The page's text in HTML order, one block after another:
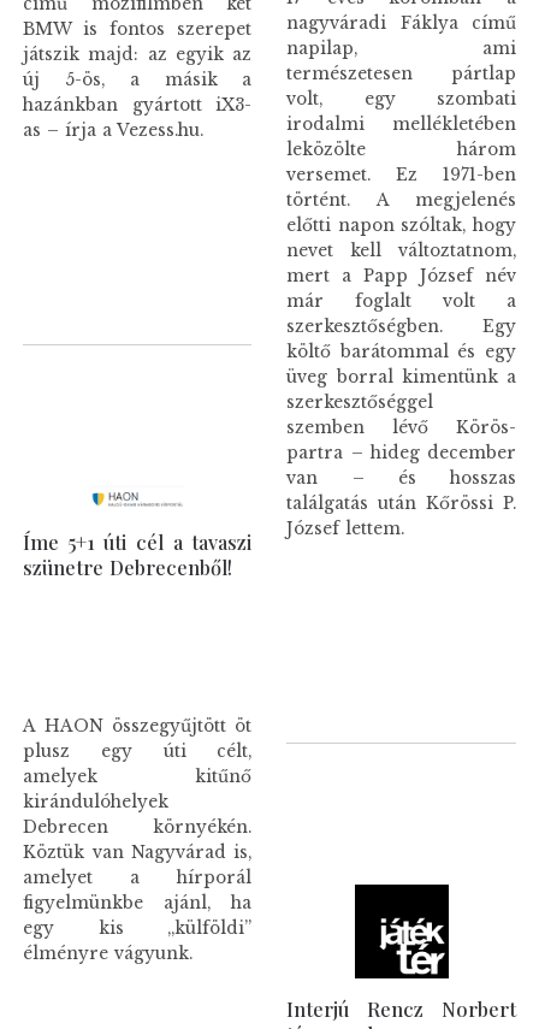
BMW is fontos szerepet
játszik majd: az egyik az
új 5-ös, a másik a
hazánkban gyártott iX3-
as – írja a Vezess.hu.
Íme 5+1 úti cél a tavaszi
szünetre Debrecenből!
A HAON összegyűjtött öt
plusz egy úti célt,
amelyek kitűnő
kirándulóhelyek
Debrecen környékén.
Köztük van Nagyvárad is,
amelyet a hírporál
figyelmünkbe ajánl, ha
egy kis „külföldi”
élményre vágyunk.
nagyváradi Fáklya című
napilap, ami
természetesen pártlap
volt, egy szombati
irodalmi mellékletében
leközölte három
versemet. Ez 1971-ben
történt. A megjelenés
előtti napon szóltak, hogy
nevet kell változtatnom,
mert a Papp József név
már foglalt volt a
szerkesztőségben. Egy
költő barátommal és egy
üveg borral kimentünk a
szerkesztőséggel
szemben lévő Körös-
partra – hideg december
van – és hosszas
találgatás után Kőrössi P.
József lettem.
Interjú Rencz Norbert